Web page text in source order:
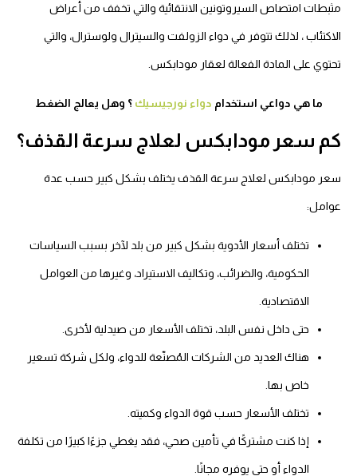
مثبطات امتصاص السيروتونين الانتقائية والتي تخفف من أعراض
الاكتئاب ، لذلك تتوفر في دواء الزولفت والسيترال ولوسترال، والتي
تحتوي على المادة الفعالة لعقار مودابكس.
ما هي دواعي استخدام دواء نورجيسيك ؟ وهل يعالج الضغط
كم سعر مودابكس لعلاج سرعة القذف؟
سعر مودابكس لعلاج سرعة القذف يختلف بشكل كبير حسب عدة
عوامل:
تختلف أسعار الأدوية بشكل كبير من بلد لآخر بسبب السياسات
الحكومية، والضرائب، وتكاليف الاستيراد، وغيرها من العوامل
الاقتصادية.
حتى داخل نفس البلد، تختلف الأسعار من صيدلية لأخرى.
هناك العديد من الشركات المُصنّعة للدواء، ولكل شركة تسعير
خاص بها.
تختلف الأسعار حسب قوة الدواء وكميته.
إذا كنت مشتركًا في تأمين صحي، فقد يغطي جزءًا كبيرًا من تكلفة
الدواء أو حتى يوفره مجانًا.